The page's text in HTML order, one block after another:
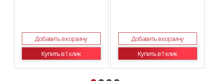
Добавить в корзину
Купить в 1 клик
Добавить в корзину
Купить в 1 клик